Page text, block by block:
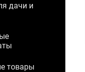
дачи и
товары